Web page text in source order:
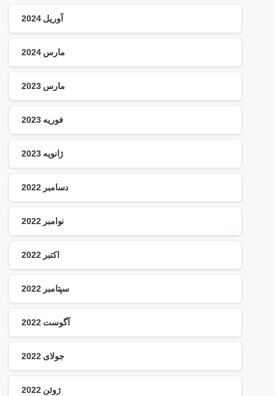
آوریل 2024
مارس 2024
مارس 2023
فوریه 2023
ژانویه 2023
دسامبر 2022
نوامبر 2022
اکتبر 2022
سپتامبر 2022
آگوست 2022
جولای 2022
ژوئن 2022